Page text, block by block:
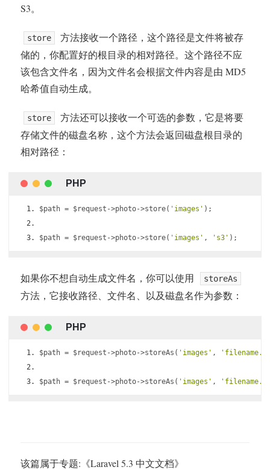
S3。
store
方法接收一个路径，这个路径是文件将被存
储的，你配置好的根目录的相对路径。这个路径不应
该包含文件名，因为文件名会根据文件内容是由 MD5
哈希值自动生成。
store
方法还可以接收一个可选的参数，它是将要
存储文件的磁盘名称，这个方法会返回磁盘根目录的
相对路径：
$path = $request ->photo->store( 'images' );
$path = $request ->photo->store( 'images' , 's3' );
如果你不想自动生成文件名，你可以使用 storeAs
方法，它接收路径、文件名、以及磁盘名作为参数：
$path = $request ->photo->storeAs ( 'images' ,
$path = $request ->photo->storeAs ( 'images' ,
该篇属于专题:《Laravel 5.3 中文文档》